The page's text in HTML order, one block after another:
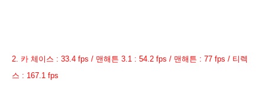
2. 카 체이스 : 33.4 fps / 맨해튼 3.1 : 54.2 fps / 맨해튼 : 77 fps / 티렉
스 : 167.1 fps